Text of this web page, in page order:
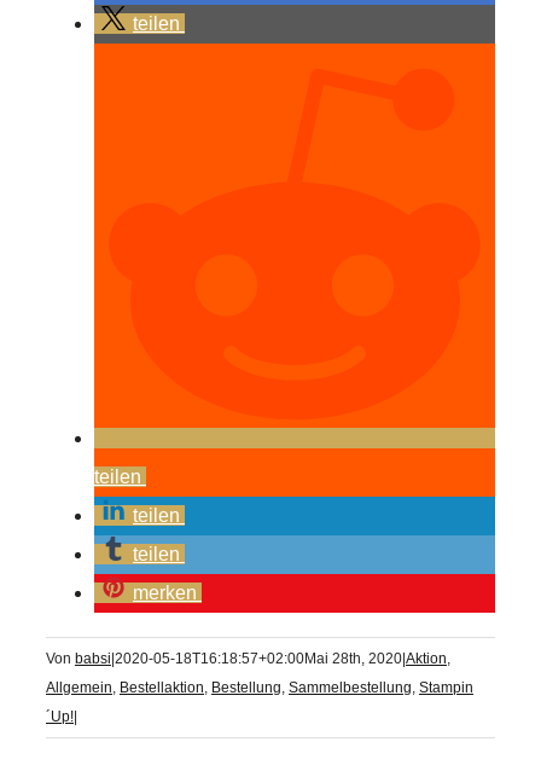
teilen
teilen
teilen
teilen
merken
Von babsi|2020-05-18T16:18:57+02:00Mai 28th, 2020|Aktion
Allgemein Bestellaktion Bestellung Sammelbestellung Stampin
´Up!|